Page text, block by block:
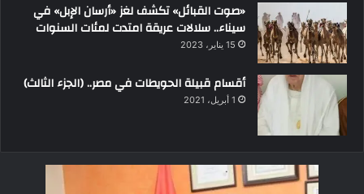
«صوت القبائل» تكشف لغز «أرسان الإبل» في
سيناء.. سلالات عريقة امتدت لمئات السنوات
15 يناير، 2023
أقسام قبيلة الحويطات في مصر.. (الجزء الثالث)
1 أبريل، 2021